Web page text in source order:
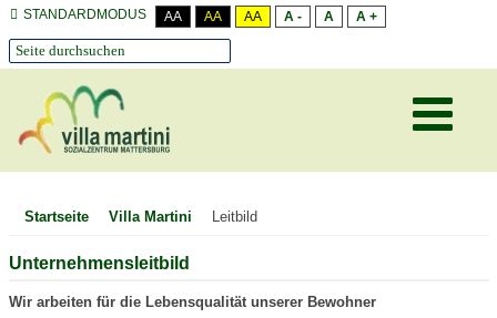
STANDARDMODUS AA AA AA A - A A +
Startseite Villa Martini Leitbild
Unternehmensleitbild
Wir arbeiten für die Lebensqualität unserer Bewohner